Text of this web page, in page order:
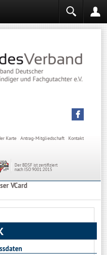
bleiben
Kontakt
Antrag-Mitgliedschaft
Karte
Der BDSF ist zertifiziert
nach ISO 9001:2015
VCard